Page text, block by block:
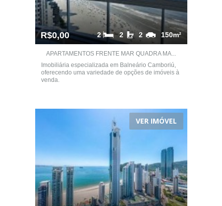
R$0,00 150m²
2
2
2
APARTAMENTOS FRENTE MAR QUADRA MA...
Imobiliária especializada em Balneário Camboriú,
oferecendo uma variedade de opções de imóveis à
venda.
VER IMÓVEL